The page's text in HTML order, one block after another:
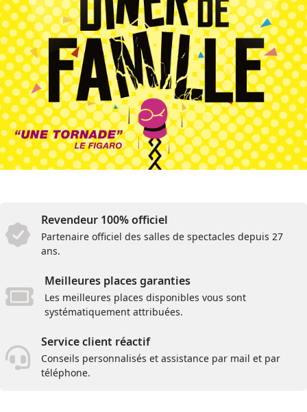
Revendeur 100% officiel
Partenaire officiel des salles de spectacles depuis 27
ans.
Meilleures places garanties
Les meilleures places disponibles vous sont
systématiquement attribuées.
Service client réactif
Conseils personnalisés et assistance par mail et par
téléphone.